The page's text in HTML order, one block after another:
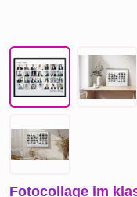
Fotocollage im